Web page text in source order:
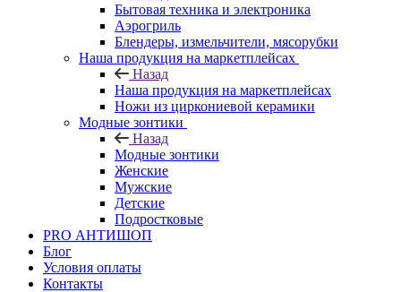
Бытовая техника и электроника
Аэрогриль
Блендеры, измельчители, мясорубки
Наша продукция на маркетплейсах
Назад
Наша продукция на маркетплейсах
Ножи из циркониевой керамики
Модные зонтики
Назад
Модные зонтики
Женские
Мужские
Детские
Подростковые
PRO АНТИШОП
Блог
Условия оплаты
Контакты